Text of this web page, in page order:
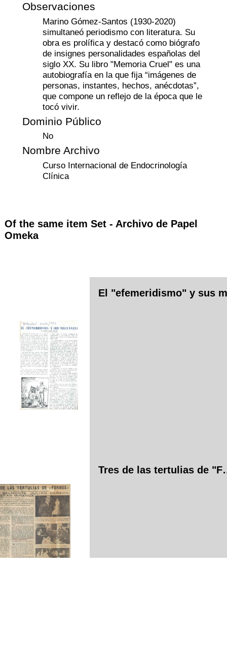
Observaciones
Marino Gómez-Santos (1930-2020)
simultaneó periodismo con literatura. Su
obra es prolífica y destacó como biógrafo
de insignes personalidades españolas del
siglo XX. Su libro "Memoria Cruel" es una
autobiografía en la que fija “imágenes de
personas, instantes, hechos, anécdotas”,
que compone un reflejo de la época que le
tocó vivir.
Dominio Público
No
Nombre Archivo
Curso Internacional de Endocrinología
Clínica
Of the same item Set - Archivo de Papel
Omeka
Tres